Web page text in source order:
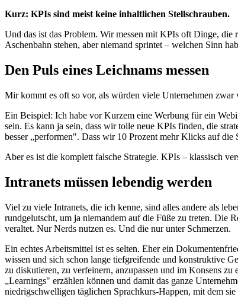
Kurz: KPIs sind meist keine inhaltlichen Stellschrauben.
Und das ist das Problem. Wir messen mit KPIs oft Dinge, die
Aschenbahn stehen, aber niemand sprintet – welchen Sinn
Den Puls eines Leichnams messen
Mir kommt es oft so vor, als würden viele Unternehmen
Ein Beispiel: Ich habe vor Kurzem eine Werbung für ein
sein. Es kann ja sein, dass wir tolle neue KPIs finden, die
besser „performen". Dass wir 10 Prozent mehr Klicks auf die
Aber es ist die komplett falsche Strategie. KPIs – klassisch
Intranets müssen lebendig werden
Viel zu viele Intranets, die ich kenne, sind alles andere als
rundgelutscht, um ja niemandem auf die Füße zu treten. Die
veraltet. Nur Nerds nutzen es. Und die nur unter Schmerzen.
Ein echtes Arbeitsmittel ist es selten. Eher ein
wissen und sich schon lange tiefgreifende und konstruktive
zu diskutieren, zu verfeinern, anzupassen und im Konsens
„Learnings" erzählen können und damit das ganze
niedrigschwelligen täglichen Sprachkurs-Happen, mit dem